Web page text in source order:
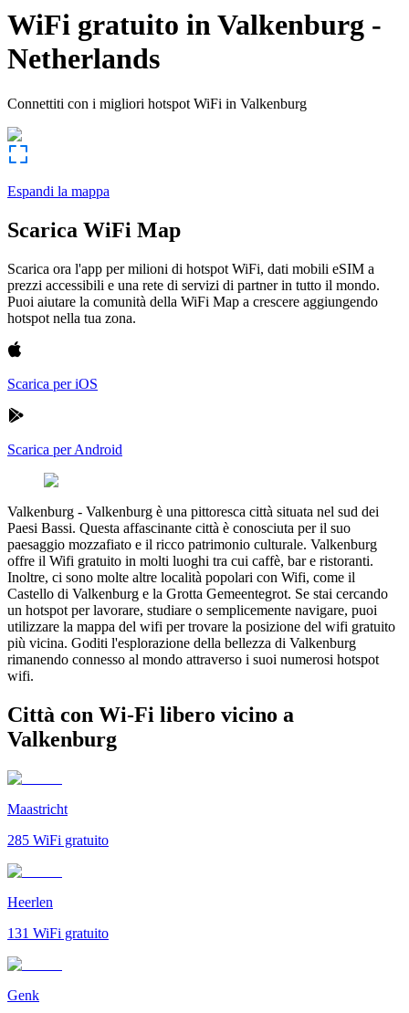
WiFi gratuito inValkenburg -
Netherlands
Connettiti con i migliori hotspot WiFi in Valkenburg
Espandi la mappa
Scarica WiFi Map
Scarica ora l'app per milioni di hotspot WiFi, dati mobili eSIM a
prezzi accessibili e una rete di servizi di partner in tutto il mondo.
Puoi aiutare la comunità della WiFi Map a crescere aggiungendo
hotspot nella tua zona.
Scarica per iOS
Scarica per Android
Valkenburg - Valkenburg è una pittoresca città situata nel sud dei
Paesi Bassi. Questa affascinante città è conosciuta per il suo
paesaggio mozzafiato e il ricco patrimonio culturale. Valkenburg
offre il Wifi gratuito in molti luoghi tra cui caffè, bar e ristoranti.
Inoltre, ci sono molte altre località popolari con Wifi, come il
Castello di Valkenburg e la Grotta Gemeentegrot. Se stai cercando
un hotspot per lavorare, studiare o semplicemente navigare, puoi
utilizzare la mappa del wifi per trovare la posizione del wifi gratuito
più vicina. Goditi l'esplorazione della bellezza di Valkenburg
rimanendo connesso al mondo attraverso i suoi numerosi hotspot
wifi.
Città con Wi-Fi libero vicino a
Valkenburg
Maastricht
285 WiFi gratuito
Heerlen
131 WiFi gratuito
Genk